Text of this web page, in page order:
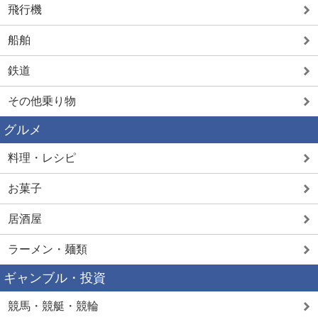
飛行機
船舶
鉄道
その他乗り物
グルメ
料理・レシピ
お菓子
居酒屋
ラーメン・麺類
ギャンブル・投資
競馬・競艇・競輪